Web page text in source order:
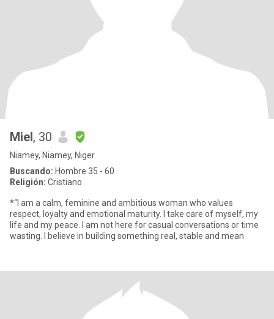
Miel, 30
Niamey, Niamey, Niger
Buscando: Hombre 35 - 60
Religión: Cristiano
*“I am a calm, feminine and ambitious woman who values
respect, loyalty and emotional maturity. I take care of myself, my
life and my peace. I am not here for casual conversations or time
wasting. I believe in building something real, stable and mean